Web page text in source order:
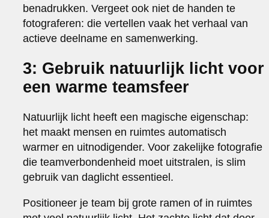
benadrukken. Vergeet ook niet de handen te
fotograferen: die vertellen vaak het verhaal van
actieve deelname en samenwerking.
3: Gebruik natuurlijk licht voor
een warme teamsfeer
Natuurlijk licht heeft een magische eigenschap:
het maakt mensen en ruimtes automatisch
warmer en uitnodigender. Voor zakelijke fotografie
die teamverbondenheid moet uitstralen, is slim
gebruik van daglicht essentieel.
Positioneer je team bij grote ramen of in ruimtes